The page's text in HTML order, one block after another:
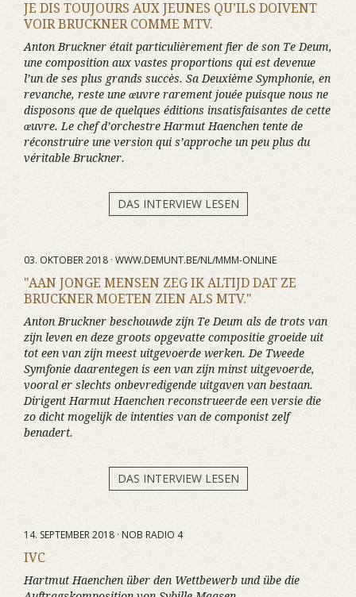
JE DIS TOUJOURS AUX JEUNES QU’ILS DOIVENT
VOIR BRUCKNER COMME MTV.
Anton Bruckner était particulièrement fier de son Te Deum,
une composition aux vastes proportions qui est devenue
l’un de ses plus grands succès. Sa Deuxième Symphonie, en
revanche, reste une œuvre rarement jouée puisque nous ne
disposons que de quelques éditions insatisfaisantes de cette
œuvre. Le chef d’orchestre Harmut Haenchen tente de
réconstruire une version qui s’approche un peu plus du
véritable Bruckner.
DAS INTERVIEW LESEN
03. OKTOBER 2018 · WWW.DEMUNT.BE/NL/MMM-ONLINE
"AAN JONGE MENSEN ZEG IK ALTIJD DAT ZE
BRUCKNER MOETEN ZIEN ALS MTV."
Anton Bruckner beschouwde zijn Te Deum als de trots van
zijn leven en deze groots opgevatte compositie groeide uit
tot een van zijn meest uitgevoerde werken. De Tweede
Symfonie daarentegen is een van zijn minst uitgevoerde,
vooral er slechts onbevredigende uitgaven van bestaan.
Dirigent Harmut Haenchen reconstrueerde een versie die
zo dicht mogelijk de intenties van de componist zelf
benadert.
DAS INTERVIEW LESEN
14. SEPTEMBER 2018 · NOB RADIO 4
IVC
Hartmut Haenchen über den Wettbewerb und übe die